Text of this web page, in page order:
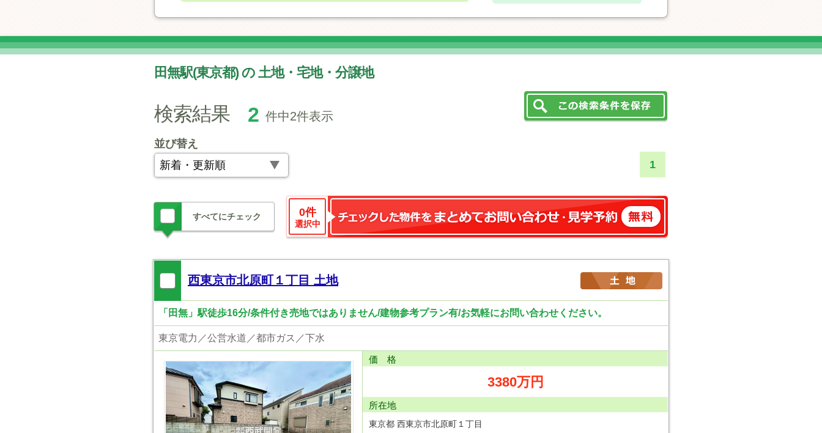
田無駅(東京都) の 土地・宅地・分譲地
検索結果 2 件中2件表示
並び替え
1
すべてにチェック 0件
選択中
西東京市北原町１丁目 土地
「田無」駅徒歩16分/条件付き売地ではありません/建物参考プラン有/お気軽にお問い合わせください。
東京電力／公営水道／都市ガス／下水
価 格
3380万円
所在地
東京都 西東京市北原町１丁目